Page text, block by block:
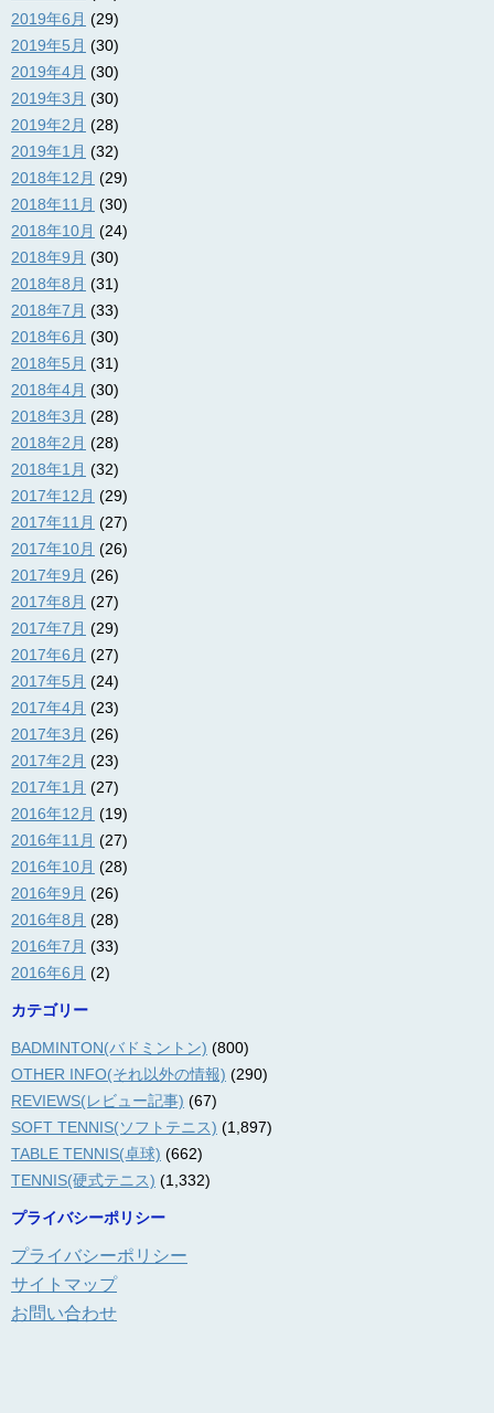
2019年6月 (29)
2019年5月 (30)
2019年4月 (30)
2019年3月 (30)
2019年2月 (28)
2019年1月 (32)
2018年12月 (29)
2018年11月 (30)
2018年10月 (24)
2018年9月 (30)
2018年8月 (31)
2018年7月 (33)
2018年6月 (30)
2018年5月 (31)
2018年4月 (30)
2018年3月 (28)
2018年2月 (28)
2018年1月 (32)
2017年12月 (29)
2017年11月 (27)
2017年10月 (26)
2017年9月 (26)
2017年8月 (27)
2017年7月 (29)
2017年6月 (27)
2017年5月 (24)
2017年4月 (23)
2017年3月 (26)
2017年2月 (23)
2017年1月 (27)
2016年12月 (19)
2016年11月 (27)
2016年10月 (28)
2016年9月 (26)
2016年8月 (28)
2016年7月 (33)
2016年6月 (2)
カテゴリー
BADMINTON(バドミントン) (800)
OTHER INFO(それ以外の情報) (290)
REVIEWS(レビュー記事) (67)
SOFT TENNIS(ソフトテニス) (1,897)
TABLE TENNIS(卓球) (662)
TENNIS(硬式テニス) (1,332)
プライバシーポリシー
プライバシーポリシー
サイトマップ
お問い合わせ